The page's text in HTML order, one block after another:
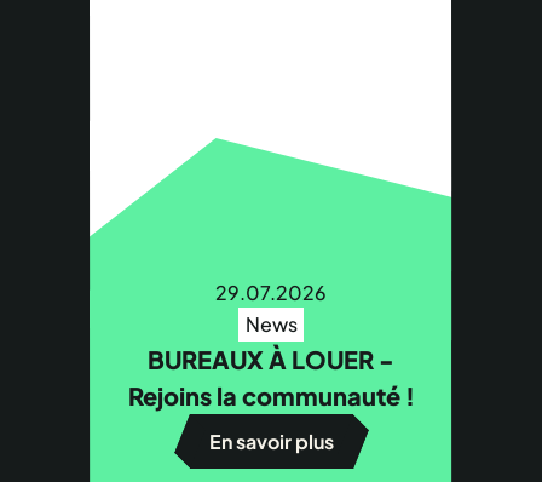
29.07.2026
News
BUREAUX À LOUER -
Rejoins la communauté !
En savoir plus